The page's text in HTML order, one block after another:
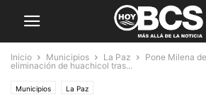
Inicio Municipios La Paz
Pone Milena
eliminación de huachicol tras...
Municipios La Paz